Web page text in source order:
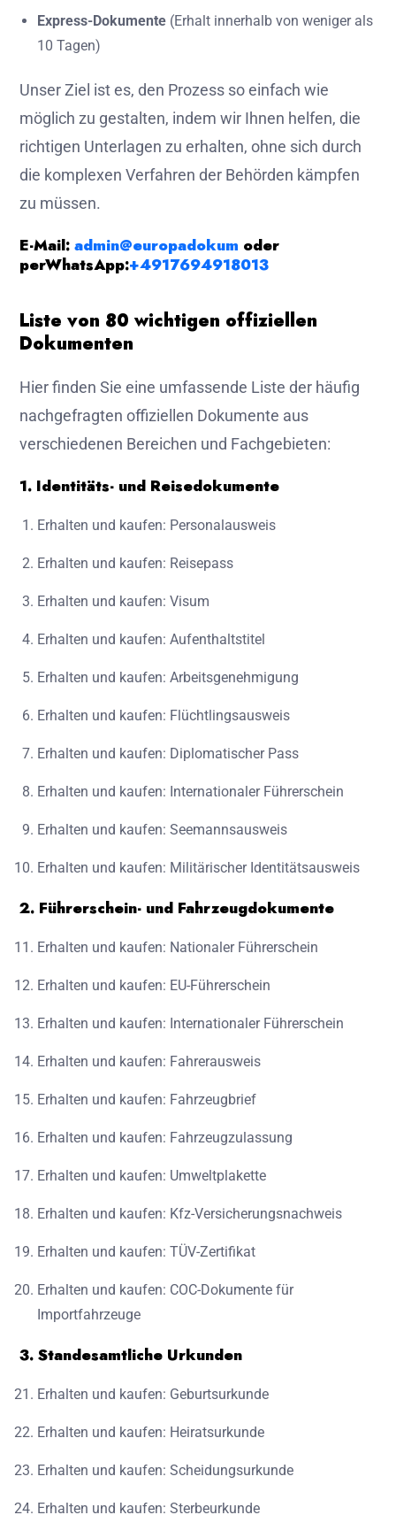
Express-Dokumente (Erhalt innerhalb von weniger als
10 Tagen)
Unser Ziel ist es, den Prozess so einfach wie
möglich zu gestalten, indem wir Ihnen helfen, die
richtigen Unterlagen zu erhalten, ohne sich durch
die komplexen Verfahren der Behörden kämpfen
zu müssen.
E-Mail: admin@europadokum oder
perWhatsApp:+4917694918013
Liste von 80 wichtigen offiziellen
Dokumenten
Hier finden Sie eine umfassende Liste der häufig
nachgefragten offiziellen Dokumente aus
verschiedenen Bereichen und Fachgebieten:
1. Identitäts- und Reisedokumente
Erhalten und kaufen: Personalausweis
Erhalten und kaufen: Reisepass
Erhalten und kaufen: Visum
Erhalten und kaufen: Aufenthaltstitel
Erhalten und kaufen: Arbeitsgenehmigung
Erhalten und kaufen: Flüchtlingsausweis
Erhalten und kaufen: Diplomatischer Pass
Erhalten und kaufen: Internationaler Führerschein
Erhalten und kaufen: Seemannsausweis
Erhalten und kaufen: Militärischer Identitätsausweis
2. Führerschein- und Fahrzeugdokumente
Erhalten und kaufen: Nationaler Führerschein
Erhalten und kaufen: EU-Führerschein
Erhalten und kaufen: Internationaler Führerschein
Erhalten und kaufen: Fahrerausweis
Erhalten und kaufen: Fahrzeugbrief
Erhalten und kaufen: Fahrzeugzulassung
Erhalten und kaufen: Umweltplakette
Erhalten und kaufen: Kfz-Versicherungsnachweis
Erhalten und kaufen: TÜV-Zertifikat
Erhalten und kaufen: COC-Dokumente für
Importfahrzeuge
3. Standesamtliche Urkunden
Erhalten und kaufen: Geburtsurkunde
Erhalten und kaufen: Heiratsurkunde
Erhalten und kaufen: Scheidungsurkunde
Erhalten und kaufen: Sterbeurkunde